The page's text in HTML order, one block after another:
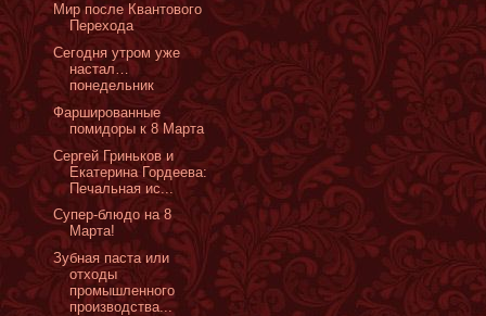
Мир после Квантового
Перехода
Сегодня утром уже
настал…
понедельник
Фаршированные
помидоры к 8 Марта
Сергей Гриньков и
Екатерина Гордеева:
Печальная ис...
Супер-блюдо на 8
Марта!
Зубная паста или
отходы
промышленного
производства...